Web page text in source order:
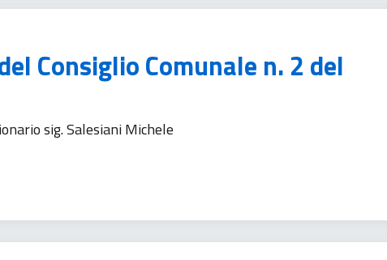
Consiglio Comunale n. 2 del
sig. Salesiani Michele